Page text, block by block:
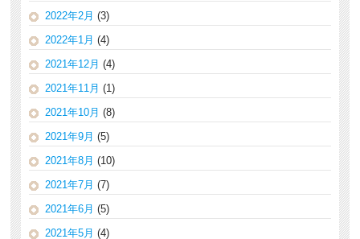
2022年2月 (3)
2022年1月 (4)
2021年12月 (4)
2021年11月 (1)
2021年10月 (8)
2021年9月 (5)
2021年8月 (10)
2021年7月 (7)
2021年6月 (5)
2021年5月 (4)